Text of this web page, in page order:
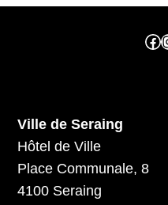
Facebook ville de seraing Instragram ville de seraing
Ville de Seraing
Hôtel de Ville
Place Communale, 8
4100 Seraing